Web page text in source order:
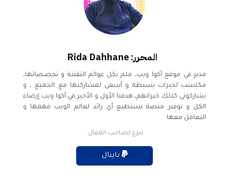
المحرر: Rida Dahhane
مدير في موقع أكوا ويب، ملم بكل عوالم التقنية و تخصصاتها،
مكتسب لخبرات بسيطة و أسعى لمشاركتها مع الجميع ، و
يشاركوني كذلك خبراتهم، هدفنا الأول و الأخير في أكوا ويب إرضاء
الكل و توفير منصة يستطيع أي رائد لعالم الويب فهمها و
التعامل معها
تبرع لصاحب المقال: